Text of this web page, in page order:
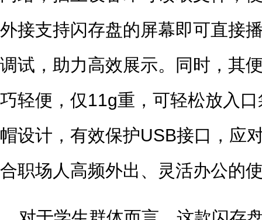
外接支持闪存盘的屏幕即可直接
调试，助力高效展示。同时，其
巧轻便，仅11g重，可轻松放入
帽设计，有效保护USB接口，应
合职场人高频外出、灵活办公的